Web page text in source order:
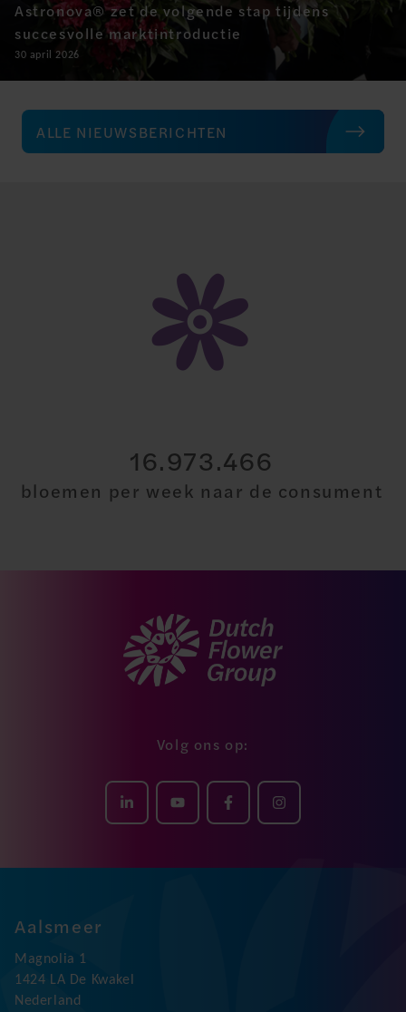
Astronova® zet de volgende stap tijdens
succesvolle marktintroductie
30 april 2026
ALLE NIEUWSBERICHTEN
30.000.000
bloemen per week naar de consument
Volg ons op:
Aalsmeer
Magnolia 1
1424 LA De Kwakel
Nederland